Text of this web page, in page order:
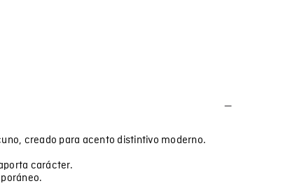
creado para acento distintivo moderno.
carácter.